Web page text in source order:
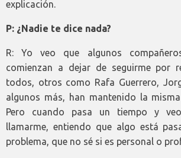
explicación.
P: ¿Nadie te dice nada?
R: Yo veo que algunos
comienzan a dejar de seguirme por
todos, otros como Rafa Guerrero,
algunos más, han mantenido la
Pero cuando pasa un tiempo y
llamarme, entiendo que algo está
problema, que no sé si es personal o